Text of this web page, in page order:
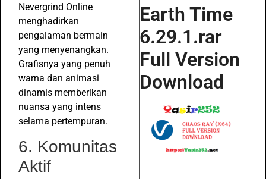
Nevergrind Online
menghadirkan
pengalaman bermain
yang menyenangkan.
Grafisnya yang penuh
warna dan animasi
dinamis memberikan
nuansa yang intens
selama pertempuran.
6. Komunitas
Aktif
Earth Time
6.29.1.rar
Full Version
Download